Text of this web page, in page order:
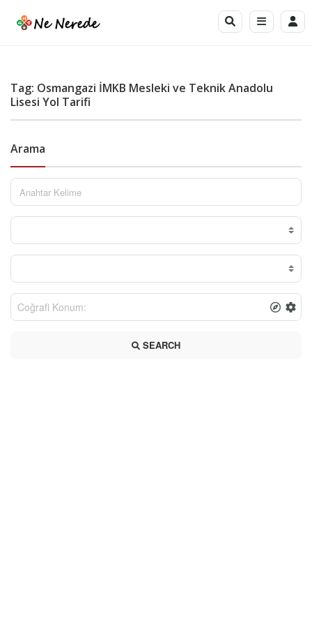
Tag: Osmangazi İMKB Mesleki ve Teknik Anadolu
Lisesi Yol Tarifi
Arama
SEARCH